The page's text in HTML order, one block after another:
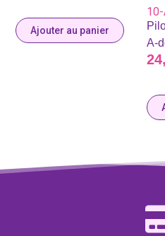
Ajouter au panier
A-